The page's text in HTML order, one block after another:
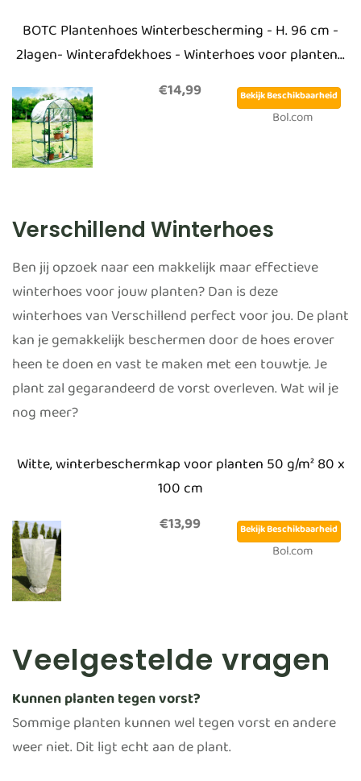
BOTC Plantenhoes Winterbescherming - H. 96 cm -
2lagen- Winterafdekhoes - Winterhoes voor planten...
€14,99
Bekijk Beschikbaarheid
Bol.com
Verschillend Winterhoes
Ben jij opzoek naar een makkelijk maar effectieve
winterhoes voor jouw planten? Dan is deze
winterhoes van Verschillend perfect voor jou. De plant
kan je gemakkelijk beschermen door de hoes erover
heen te doen en vast te maken met een touwtje. Je
plant zal gegarandeerd de vorst overleven. Wat wil je
nog meer?
Witte, winterbeschermkap voor planten 50 g/m² 80 x
100 cm
€13,99
Bekijk Beschikbaarheid
Bol.com
Veelgestelde vragen
Kunnen planten tegen vorst?
Sommige planten kunnen wel tegen vorst en andere
weer niet. Dit ligt echt aan de plant.